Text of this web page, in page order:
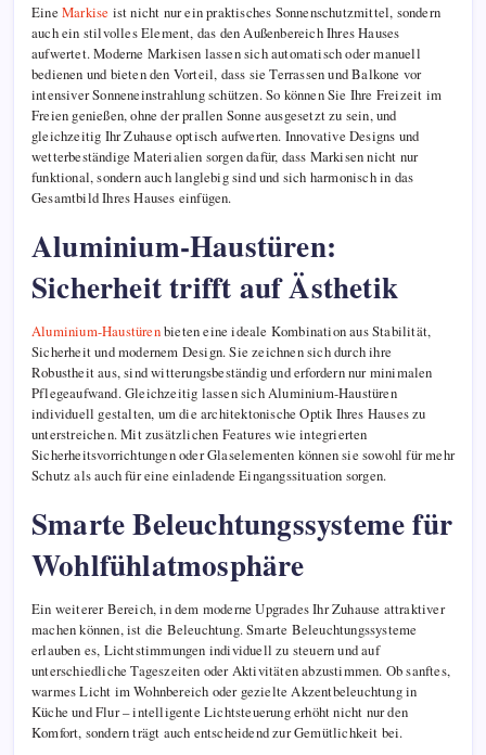
Eine Markise ist nicht nur ein praktisches Sonnenschutzmittel, sondern
auch ein stilvolles Element, das den Außenbereich Ihres Hauses
aufwertet. Moderne Markisen lassen sich automatisch oder manuell
bedienen und bieten den Vorteil, dass sie Terrassen und Balkone vor
intensiver Sonneneinstrahlung schützen. So können Sie Ihre Freizeit im
Freien genießen, ohne der prallen Sonne ausgesetzt zu sein, und
gleichzeitig Ihr Zuhause optisch aufwerten. Innovative Designs und
wetterbeständige Materialien sorgen dafür, dass Markisen nicht nur
funktional, sondern auch langlebig sind und sich harmonisch in das
Gesamtbild Ihres Hauses einfügen.
Aluminium-Haustüren:
Sicherheit trifft auf Ästhetik
Aluminium-Haustürenbieten eine ideale Kombination aus Stabilität,
Sicherheit und modernem Design. Sie zeichnen sich durch ihre
Robustheit aus, sind witterungsbeständig und erfordern nur minimalen
Pflegeaufwand. Gleichzeitig lassen sich Aluminium-Haustüren
individuell gestalten, um die architektonische Optik Ihres Hauses zu
unterstreichen. Mit zusätzlichen Features wie integrierten
Sicherheitsvorrichtungen oder Glaselementen können sie sowohl für mehr
Schutz als auch für eine einladende Eingangssituation sorgen.
Smarte Beleuchtungssysteme für
Wohlfühlatmosphäre
Ein weiterer Bereich, in dem moderne Upgrades Ihr Zuhause attraktiver
machen können, ist die Beleuchtung. Smarte Beleuchtungssysteme
erlauben es, Lichtstimmungen individuell zu steuern und auf
unterschiedliche Tageszeiten oder Aktivitäten abzustimmen. Ob sanftes,
warmes Licht im Wohnbereich oder gezielte Akzentbeleuchtung in
Küche und Flur – intelligente Lichtsteuerung erhöht nicht nur den
Komfort, sondern trägt auch entscheidend zur Gemütlichkeit bei.